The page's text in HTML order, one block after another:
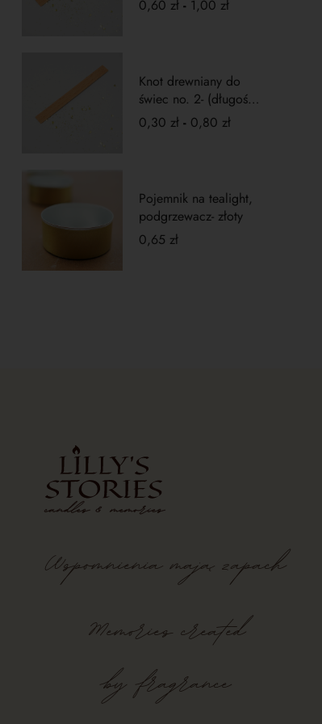
0,60 zł - 1,00 zł
Knot drewniany do
świec no. 2- (długość
5cm)
0,30 zł - 0,80 zł
Pojemnik na tealight,
podgrzewacz- złoty
0,65 zł
Wspomnieniamajązapach
Memories created
by fragrance